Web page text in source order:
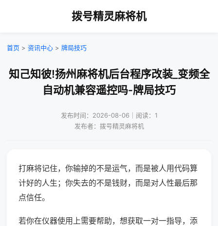
拨号精灵麻将机
首页 > 资讯中心 > 牌局技巧
知己知彼!扬州麻将机后台程序改装_变频全
自动机兼容遥控吗-牌局技巧
发布时间：2026-08-06｜阅读：1
发布者：拨号精灵麻将机
打麻将记住，你输掉的不是运气，而是被人用代码算
计好的人生；你失去的不是钱财，而是对人性最后那
点信任。
若你在仪器使用上需要帮助，想获取一对一指导，添